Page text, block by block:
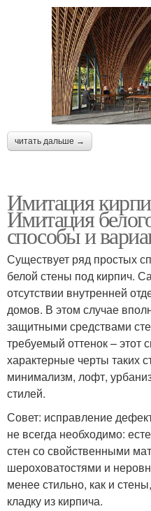
читать дальше →
Имитация
Имитация
способы и
Существует ряд простых
белой стены под кирпич.
отсутствии внутренней
домов. В этом случае
защитными средствами
требуемый оттенок – этот
характерные черты таких
минимализм, лофт,
стилей.
Совет: исправление
не всегда необходимо:
стен со свойственными
шероховатостями и
менее стильно, как и
кладку из кирпича.